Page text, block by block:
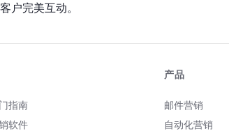
户完美互动。
指南
软件
产品
邮件营销
自动化营销